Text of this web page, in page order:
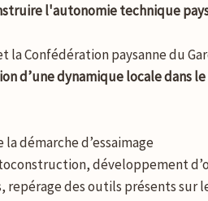
l'autonomie technique
et la Confédération paysanne du
d’une dynamique locale dans
démarche d’essaimage
développement
des outils présents sur